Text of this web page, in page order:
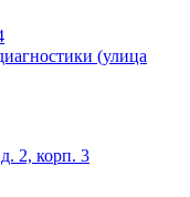
(улица
2, корп. 3